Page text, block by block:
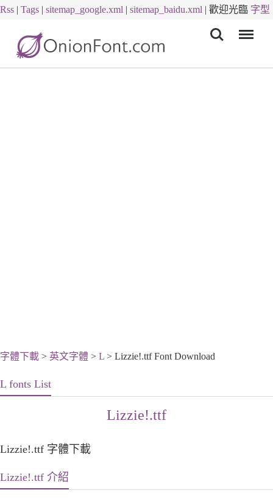
Rss | Tags | sitemap_google.xml | sitemap_baidu.xml | 歡迎光臨 字型
字體下載 > 英文字體 > L > Lizzie!.ttf Font Download
L fonts List
Lizzie!.ttf
Lizzie!.ttf 字體下載
Lizzie!.ttf 介紹